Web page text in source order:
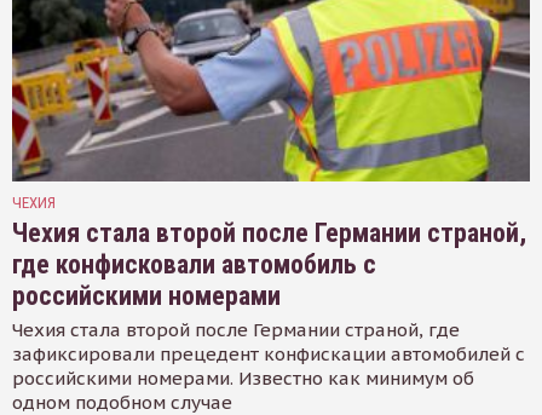
ЧЕХИЯ
Чехия стала второй после Германии страной,
где конфисковали автомобиль с
российскими номерами
Чехия стала второй после Германии страной, где
зафиксировали прецедент конфискации автомобилей с
российскими номерами. Известно как минимум об
одном подобном случае